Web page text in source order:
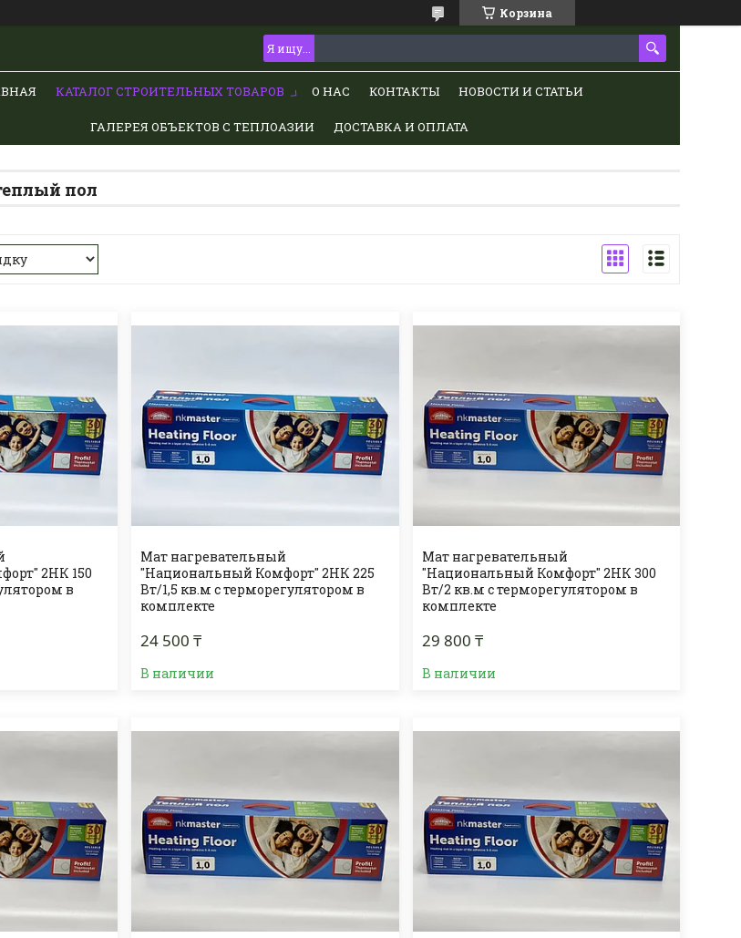
Корзина
КАТАЛОГ СТРОИТЕЛЬНЫХ ТОВАРОВ О НАС КОНТАКТЫ НОВОСТИ И СТАТЬИ
ГАЛЕРЕЯ ОБЪЕКТОВ С ТЕПЛОАЗИИ ДОСТАВКА И ОПЛАТА
пол
2НК 150
в
Мат нагревательный
"Национальный Комфорт" 2НК 225
Вт/1,5 кв.м с терморегулятором в
комплекте
24 500 ₸
В наличии
Мат нагревательный
"Национальный Комфорт" 2НК 300
Вт/2 кв.м с терморегулятором в
комплекте
29 800 ₸
В наличии